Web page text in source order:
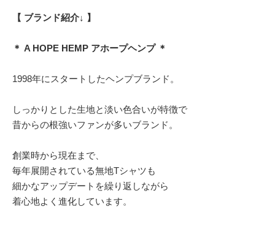
【 ブランド紹介↓ 】
＊ A HOPE HEMP アホープヘンプ ＊
1998年にスタートしたヘンプブランド。
しっかりとした生地と淡い色合いが特徴で
昔からの根強いファンが多いブランド。
創業時から現在まで、
毎年展開されている無地Tシャツも
細かなアップデートを繰り返しながら
着心地よく進化しています。